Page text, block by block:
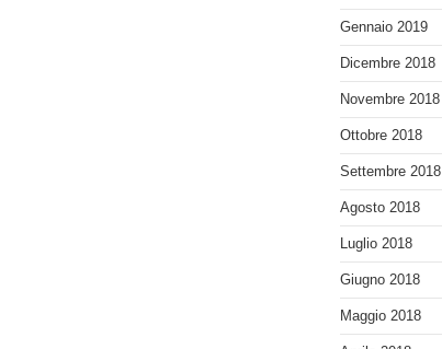
Gennaio 2019
Dicembre 2018
Novembre 2018
Ottobre 2018
Settembre 2018
Agosto 2018
Luglio 2018
Giugno 2018
Maggio 2018